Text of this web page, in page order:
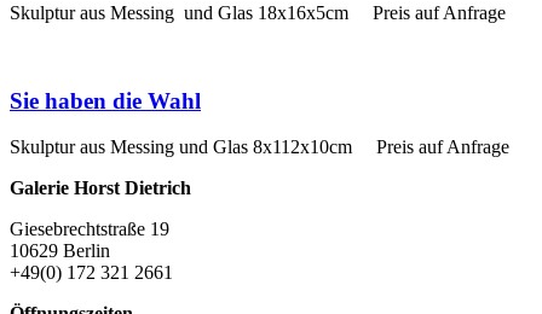
Skulptur aus Messing und Glas 18x16x5cm Preis auf Anfrage
Sie haben die Wahl
Skulptur aus Messing und Glas 8x112x10cm Preis auf Anfrage
Galerie Horst Dietrich
Giesebrechtstraße 19
10629 Berlin
+49(0) 172 321 2661